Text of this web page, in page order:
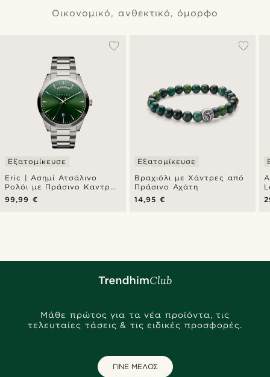
Οικονομικό, ανθεκτικό, όμορφο
Eric | Ασημί Ατσάλινο
Ρολόι με Πράσινο Καντράν
και Ενδείξεις Ημέρα και
Ημερομηνία
Εξατομίκευσε
99,99 €
Βραχιόλι με Χάντρες από
Πράσινο Αχάτη
Εξατομίκευσε
14,95 €
Μάθε πρώτος για τα νέα προϊόντα, τις
τελευταίες τάσεις & τις ειδικές προσφορές.
ΓΙΝΕ ΜΕΛΟΣ